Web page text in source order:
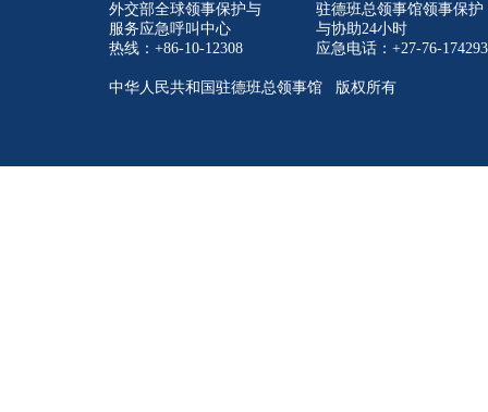
外交部全球领事保护与
服务应急呼叫中心
热线：+86-10-12308
驻德班总领事馆领事保护
与协助24小时
应急电话：+27-76-
中华人民共和国驻德班总领事馆 版权所有